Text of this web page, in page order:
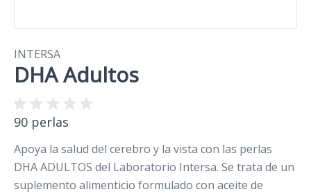
INTERSA
DHA Adultos
90 perlas
Apoya la salud del cerebro y la vista con las perlas
DHA ADULTOS del Laboratorio Intersa. Se trata de un
suplemento alimenticio formulado con aceite de